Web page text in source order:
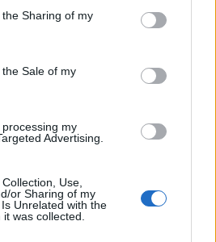
usage behaviour. You may click to
Google and its third-party tags to
purposes in below Google
Sharing of my
Sale of my
my
Advertising.
Use,
or Sharing of my
Unrelated with the
was collected.
κοινότητες, και όχι
από πανάκριβα ρυπογόνα
πλούτου για την
ανάπτυξη- και όχι των
της ιδέες της αριστεράς
των πολιτικών της
και πιο κοντά στη